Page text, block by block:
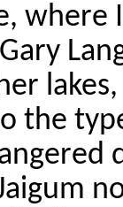
where
the